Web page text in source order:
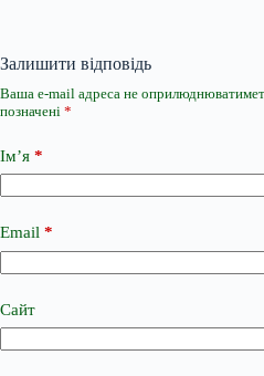
Залишити відповідь
Ваша e-mail адреса не
позначені *
Ім’я *
Email *
Сайт